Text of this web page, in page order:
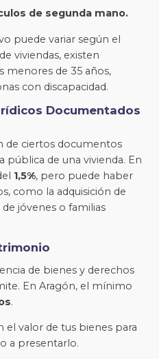
de segunda mano.
puede variar según el
viviendas, existen
menores de 35 años,
con discapacidad.
Documentados
de ciertos documentos
pública de una vivienda. En
1,5%, pero puede haber
como la adquisición de
jóvenes o familias
de bienes y derechos
En Aragón, el mínimo
.
el valor de tus bienes para
a presentarlo.